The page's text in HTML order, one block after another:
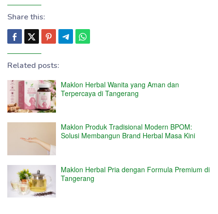
Share this:
Related posts:
Maklon Herbal Wanita yang Aman dan
Terpercaya di Tangerang
Maklon Produk Tradisional Modern BPOM:
Solusi Membangun Brand Herbal Masa Kini
Maklon Herbal Pria dengan Formula Premium di
Tangerang